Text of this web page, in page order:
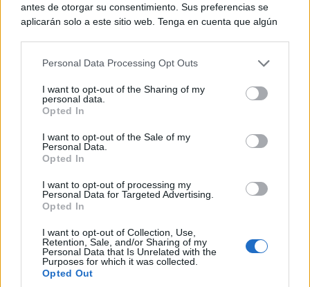
antes de otorgar su consentimiento. Sus preferencias se
aplicarán solo a este sitio web. Tenga en cuenta que algún
rechazar tal procesamiento. Puede cambiar sus preferencias
a este sitio y haciendo clic en el botón "Privacidad" en la
parte inferior de la página web.
Please note that this website/app uses one or more Google
services and may gather and store information including but
not limited to your visit or usage behaviour. You may click to
use your data for below specified purposes in below Google
consent section.
Personal Data Processing Opt Outs
I want to opt-out of the Sharing of my
personal data.
Opted In
I want to opt-out of the Sale of my
Personal Data.
Opted In
I want to opt-out of processing my
Personal Data for Targeted Advertising.
Opted In
I want to opt-out of Collection, Use,
Retention, Sale, and/or Sharing of my
Personal Data that Is Unrelated with the
Purposes for which it was collected.
Opted Out
de antes, pero mejor!
Pasaportes que abren puertas